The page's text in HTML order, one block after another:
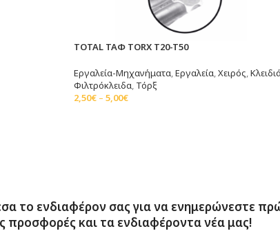
TOTAL ΤΑΦ TORX T20-T50
Εργαλεία-Μηχανήματα,Εργαλεία,Χειρός,
Φιλτρόκλειδα, Τόρξ
2,50€ – 5,00€
το ενδιαφέρον σας για να ενημερώνεστε
προσφορές και τα ενδιαφέροντα νέα μας!